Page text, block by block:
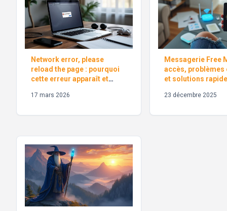
Network error, please
reload the page : pourquoi
cette erreur apparaît et
17 mars 2026
Messagerie Free
accès, problèmes
et solutions
23 décembre 2025